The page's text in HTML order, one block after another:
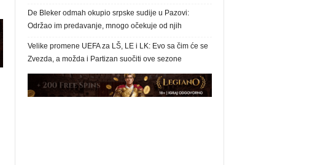
De Bleker odmah okupio srpske sudije u Pazovi:
Održao im predavanje, mnogo očekuje od njih
Velike promene UEFA za LŠ, LE i LK: Evo sa čim će se
Zvezda, a možda i Partizan suočiti ove sezone